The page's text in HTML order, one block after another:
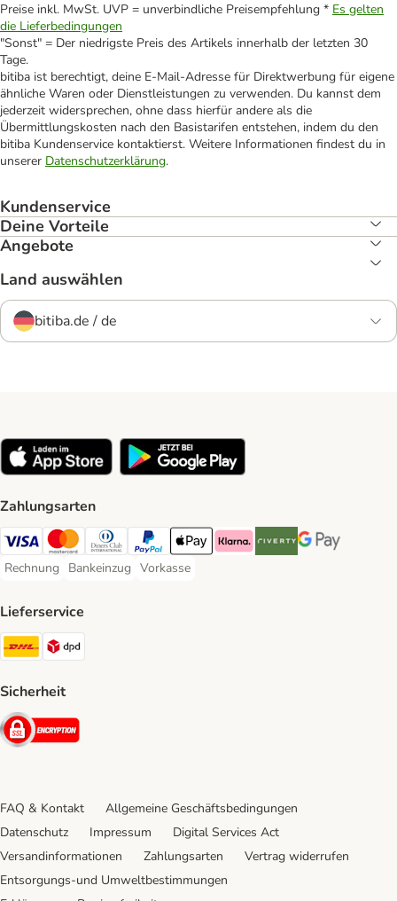
Preise inkl. MwSt. UVP = unverbindliche Preisempfehlung * Es gelten
die Lieferbedingungen
"Sonst" = Der niedrigste Preis des Artikels innerhalb der letzten 30
Tage.
bitiba ist berechtigt, deine E-Mail-Adresse für Direktwerbung für eigene
ähnliche Waren oder Dienstleistungen zu verwenden. Du kannst dem
jederzeit widersprechen, ohne dass hierfür andere als die
Übermittlungskosten nach den Basistarifen entstehen, indem du den
bitiba Kundenservice kontaktierst. Weitere Informationen findest du in
unserer Datenschutzerklärung.
Kundenservice
Deine Vorteile
Angebote
Land auswählen
bitiba.de / de
Zahlungsarten
Visa Payment Method
Mastercard Payment Method
Diners Club Payment Method
PayPal Payment Method
Apple Pay Payment Method
Klarna Payment Method
Riverty Payment Method
Google Pay
Rechnung
Rechnung Payment Method
Bankeinzug
Bankeinzug Payment Method
Vorkasse
Vorkasse Payment Method
Lieferservice
DHL Shipping Method
Sicherheit
Security
FAQ & Kontakt
Allgemeine Geschäftsbedingungen
Datenschutz
Impressum
Digital Services Act
Versandinformationen
Zahlungsarten
Vertrag widerrufen
Entsorgungs-und Umweltbestimmungen